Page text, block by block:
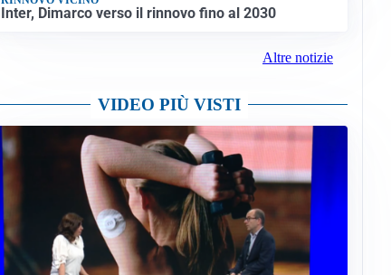
Inter, Dimarco verso il rinnovo fino al 2030
Altre notizie
VIDEO PIÙ VISTI